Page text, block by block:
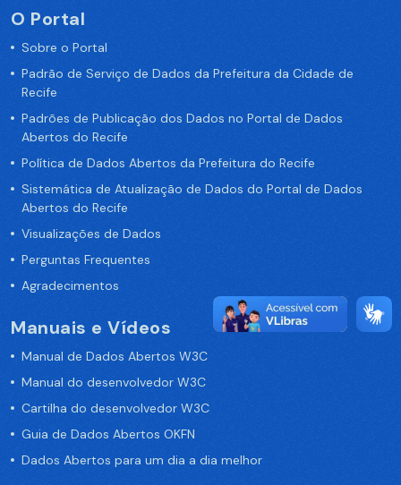
O Portal
Sobre o Portal
Padrão de Serviço de Dados da Prefeitura da Cidade de
Recife
Padrões de Publicação dos Dados no Portal de Dados
Abertos do Recife
Política de Dados Abertos da Prefeitura do Recife
Sistemática de Atualização de Dados do Portal de Dados
Abertos do Recife
Visualizações de Dados
Perguntas Frequentes
Agradecimentos
Manuais e Vídeos
Manual de Dados Abertos W3C
Manual do desenvolvedor W3C
Cartilha do desenvolvedor W3C
Guia de Dados Abertos OKFN
Dados Abertos para um dia a dia melhor